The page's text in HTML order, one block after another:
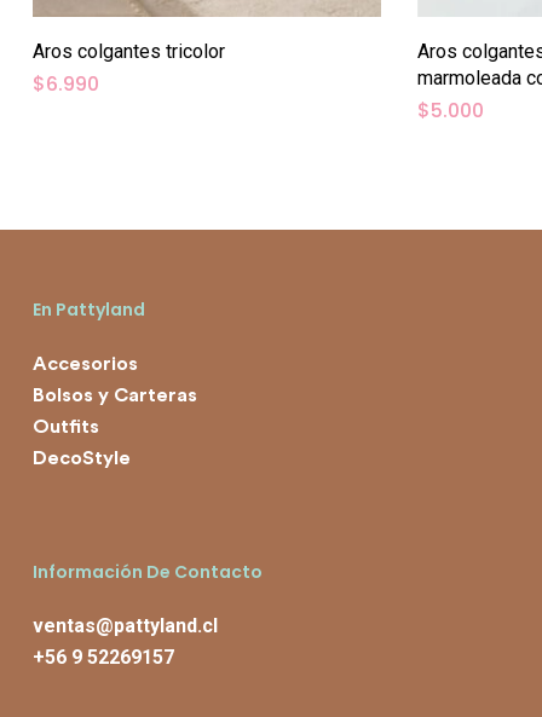
Aros colgantes tricolor
$6.990
Aros
marmoleada
$5.000
En Pattyland
Accesorios
Bolsos y Carteras
Outfits
DecoStyle
Información De Contacto
ventas@pattyland.cl
+56 9 52269157